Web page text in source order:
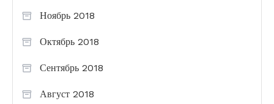
Ноябрь 2018
Октябрь 2018
Сентябрь 2018
Август 2018